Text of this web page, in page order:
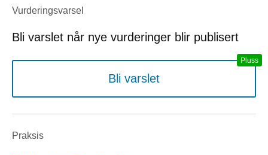
Vurderings­varsel
Bli varslet når nye vurderinger blir publisert
Bli varslet
Praksis